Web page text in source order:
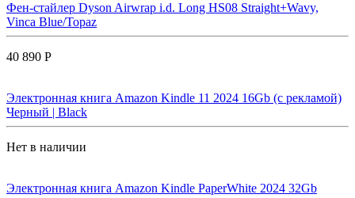
Фен-стайлер Dyson Airwrap i.d. Long HS08 Straight+Wavy,
Vinca Blue/Topaz
40 890 Р
Электронная книга Amazon Kindle 11 2024 16Gb (с рекламой)
Черный | Black
Нет в наличии
Электронная книга Amazon Kindle PaperWhite 2024 32Gb